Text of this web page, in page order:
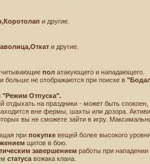
и другие.
и другие.
пол атакующего и нападающего.
больше не отображаются при поиске в
"Режим Отпуска".
отдыхать на праздники - может быть спокоен,
вне фермы, шахты или дозора.
вы не сможете зайти в игру.
при покупке вещей более высокого
щитов в бою.
завершением работы при нападении
статуса вожака клана.